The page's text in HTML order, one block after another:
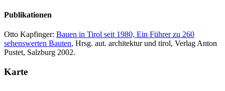
Publikationen
Otto Kapfinger: Bauen in Tirol seit 1980, Ein Führer zu 260
sehenswerten Bauten, Hrsg. aut. architektur und tirol, Verlag Anton
Pustet, Salzburg 2002.
Karte